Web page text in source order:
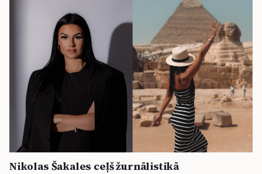
Nikolas Šakales ceļš žurnālistikā